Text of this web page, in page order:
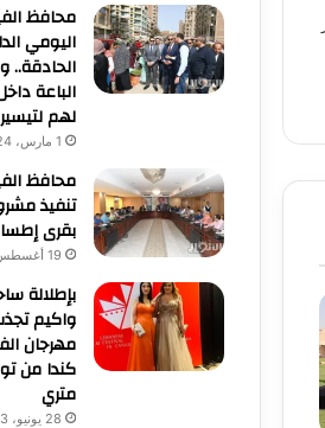
محافظ
اليومي
الحادقة..
الباعة
لهم
1 مارس، 2024
محافظ
تنفيذ
بقرى
19 أغسطس، 2023
بإطلالة
واكيم
مهرجان
كندا من
متري
28 يونيو، 2023